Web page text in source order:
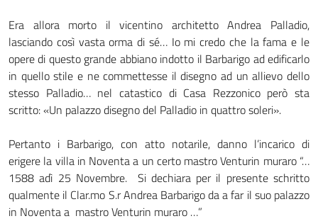
Era allora morto il vicentino architetto Andrea Palladio,
lasciando così vasta orma di sé… Io mi credo che la fama e le
opere di questo grande abbiano indotto il Barbarigo ad edificarlo
in quello stile e ne commettesse il disegno ad un allievo dello
stesso Palladio… nel catastico di Casa Rezzonico però sta
scritto: «Un palazzo disegno del Palladio in quattro soleri».
Pertanto i Barbarigo, con atto notarile, danno l’incarico di
erigere la villa in Noventa a un certo mastro Venturin muraro “…
1588 adì 25 Novembre. Si dechiara per il presente schritto
qualmente il Clar.mo S.r Andrea Barbarigo da a far il suo palazzo
in Noventa a mastro Venturin muraro …”